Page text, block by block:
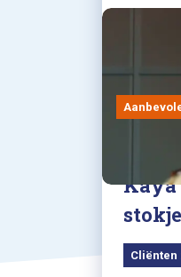
Kaya
Cliënten